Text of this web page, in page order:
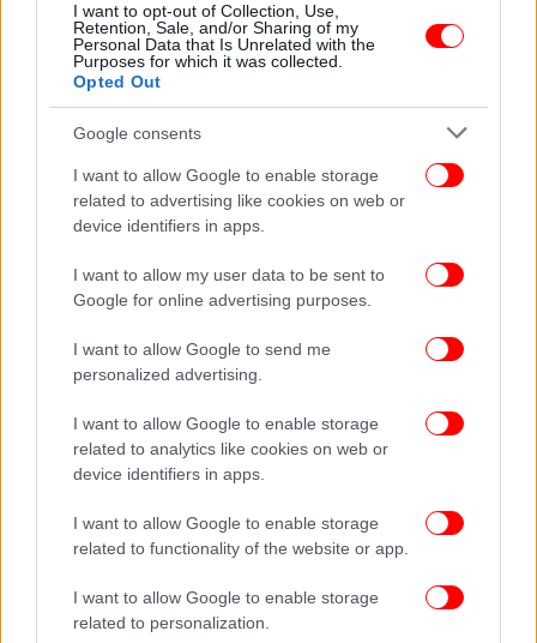
I want to opt-out of Collection, Use,
Retention, Sale, and/or Sharing of my
Personal Data that Is Unrelated with the
Purposes for which it was collected.
Opted Out
Google consents
I want to allow Google to enable storage
related to advertising like cookies on web or
device identifiers in apps.
I want to allow my user data to be sent to
Google for online advertising purposes.
I want to allow Google to send me
personalized advertising.
I want to allow Google to enable storage
related to analytics like cookies on web or
device identifiers in apps.
I want to allow Google to enable storage
related to functionality of the website or app.
I want to allow Google to enable storage
related to personalization.
Αν και ο πρόεδρος της Κίνας χαρακτήρισε τον
περασμένο μήνα «φυσιολογικό» να έχουν πολίτες
διαφορετικές απόψεις σε κάποια θέματα, ένας
αριθμός κυρίως νεότερων ατόμων, που είχαν
διαδηλώσει κατά των περιοριστικών μέτρων για
την πανδημία στα τέλη Νοεμβρίου, συνελήφθησαν
Οι διαδηλώσεις στην Ουχάν ήρθαν σε συνέχεια
προηγούμενων κινητοποιήσεων από
συνταξιούχους που βγήκαν στους δρόμους την
περασμένη εβδομάδα και διαδήλωσαν έξω από τα